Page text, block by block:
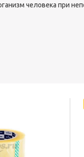
человека при